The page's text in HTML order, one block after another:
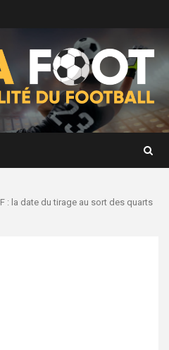
: la date du tirage au sort des quarts